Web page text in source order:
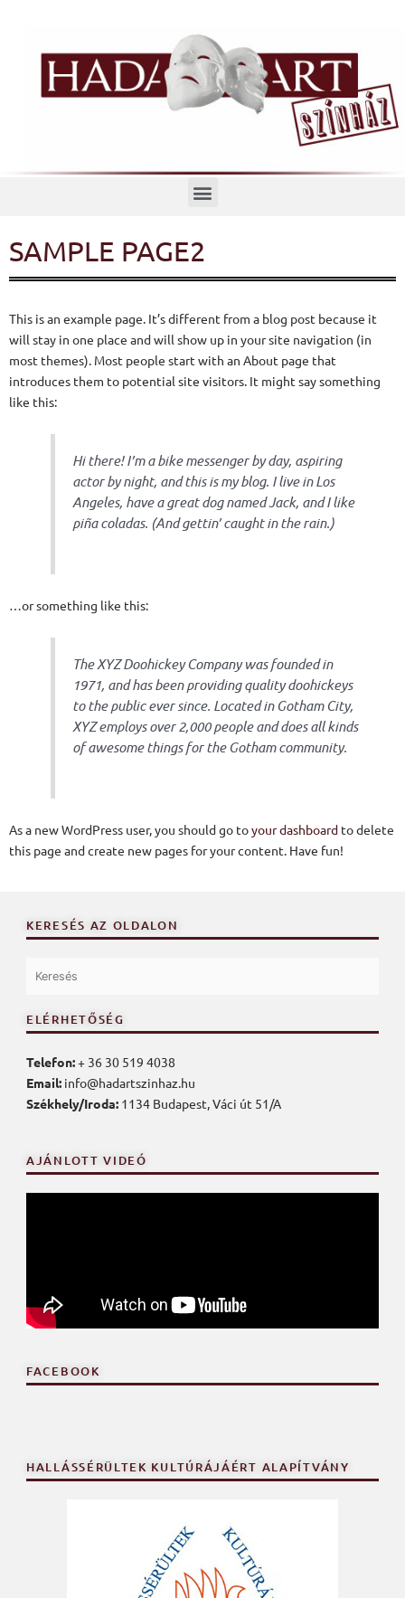
Menü
SAMPLE PAGE2
This is an example page. It’s different from a blog post because it
will stay in one place and will show up in your site navigation (in
most themes). Most people start with an About page that
introduces them to potential site visitors. It might say something
like this:
Hi there! I’m a bike messenger by day, aspiring
actor by night, and this is my blog. I live in Los
Angeles, have a great dog named Jack, and I like
piña coladas. (And gettin’ caught in the rain.)
…or something like this:
The XYZ Doohickey Company was founded in
1971, and has been providing quality doohickeys
to the public ever since. Located in Gotham City,
XYZ employs over 2,000 people and does all kinds
of awesome things for the Gotham community.
As a new WordPress user, you should go toyour dashboard to delete
this page and create new pages for your content. Have fun!
KERESÉS AZ OLDALON
ELÉRHETŐSÉG
Telefon:+ 36 30 519 4038
Email: info@hadartszinhaz.hu
Székhely/Iroda: 1134 Budapest, Váci út 51/A
AJÁNLOTT VIDEÓ
FACEBOOK
HALLÁSSÉRÜLTEK KULTÚRÁJÁÉRT ALAPÍTVÁNY